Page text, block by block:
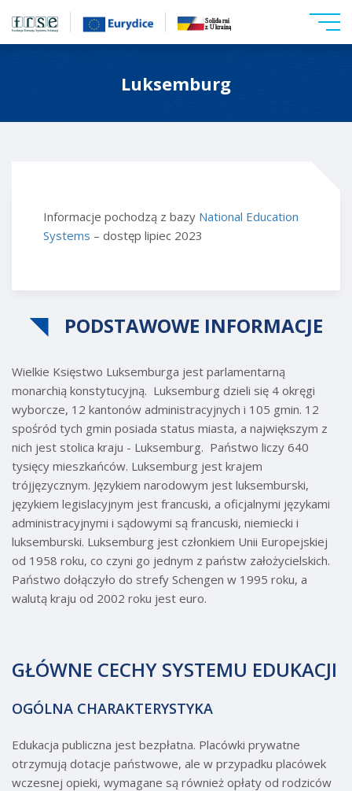
Luksemburg
Informacje pochodzą z bazy National Education
Systems – dostęp lipiec 2023
PODSTAWOWE INFORMACJE
Wielkie Księstwo Luksemburga jest parlamentarną
monarchią konstytucyjną. Luksemburg dzieli się 4 okręgi
wyborcze, 12 kantonów administracyjnych i 105 gmin. 12
spośród tych gmin posiada status miasta, a największym z
nich jest stolica kraju - Luksemburg. Państwo liczy 640
tysięcy mieszkańców. Luksemburg jest krajem
trójjęzycznym. Językiem narodowym jest luksemburski,
językiem legislacyjnym jest francuski, a oficjalnymi językami
administracyjnymi i sądowymi są francuski, niemiecki i
luksemburski. Luksemburg jest członkiem Unii Europejskiej
od 1958 roku, co czyni go jednym z państw założycielskich.
Państwo dołączyło do strefy Schengen w 1995 roku, a
walutą kraju od 2002 roku jest euro.
GŁÓWNE CECHY SYSTEMU EDUKACJI
OGÓLNA CHARAKTERYSTYKA
Edukacja publiczna jest bezpłatna. Placówki prywatne
otrzymują dotacje państwowe, ale w przypadku placówek
wczesnej opieki, wymagane są również opłaty od rodziców